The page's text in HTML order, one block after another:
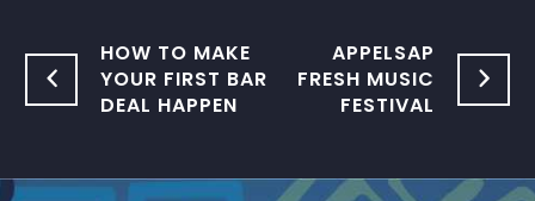
HOW TO MAKE
YOUR FIRST BAR
DEAL HAPPEN
APPELSAP
FRESH MUSIC
FESTIVAL